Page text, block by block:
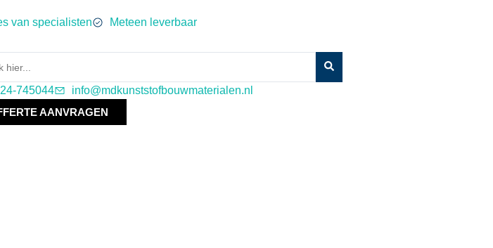
van specialisten Meteen leverbaar
745044
info@mdkunststofbouwmaterialen.nl
AANVRAGEN